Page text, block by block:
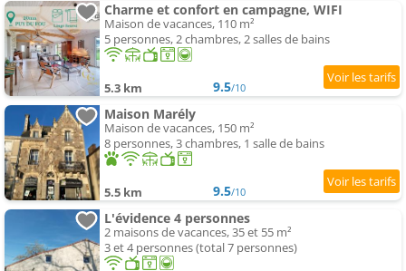
Charme et confort en campagne, WIFI
Maison de vacances, 110 m²
5 personnes, 2 chambres, 2 salles de bains
5.3 km 9.5/10
Maison Marély
Maison de vacances, 150 m²
8 personnes, 3 chambres, 1 salle de bains
5.5 km 9.5/10
L'évidence 4 personnes
2 maisons de vacances, 35 et 55 m²
3 et 4 personnes (total 7 personnes)